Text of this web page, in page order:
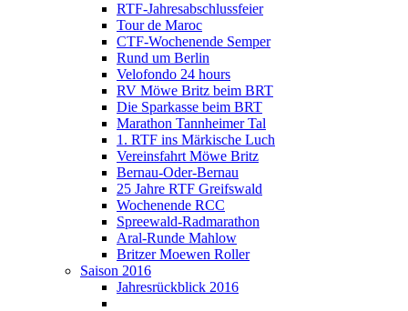
RTF-Jahresabschlussfeier
Tour de Maroc
CTF-Wochenende Semper
Rund um Berlin
Velofondo 24 hours
RV Möwe Britz beim BRT
Die Sparkasse beim BRT
Marathon Tannheimer Tal
1. RTF ins Märkische Luch
Vereinsfahrt Möwe Britz
Bernau-Oder-Bernau
25 Jahre RTF Greifswald
Wochenende RCC
Spreewald-Radmarathon
Aral-Runde Mahlow
Britzer Moewen Roller
Saison 2016
Jahresrückblick 2016